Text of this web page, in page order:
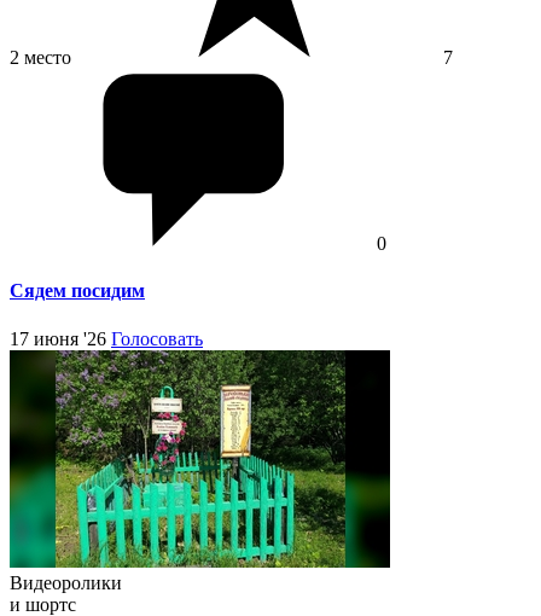
2 место 7
0
Сядем посидим
17 июня '26 Голосовать
Видеоролики
и шортс